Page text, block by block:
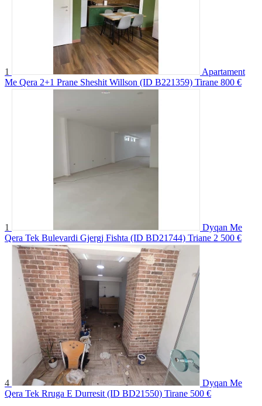
1
Apartament
Me Qera 2+1 Prane Sheshit Willson (ID B221359) Tirane 800 €
1
Dyqan Me
Qera Tek Bulevardi Gjergj Fishta (ID BD21744) Triane 2 500 €
4
Dyqan Me
Qera Tek Rruga E Durresit (ID BD21550) Tirane 500 €